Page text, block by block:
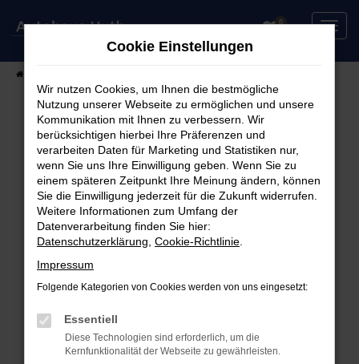
Zum
0
Fehler: Network Error
Beim Laden ist ein Fehler aufgetreten.
Hier sind ein paar Tipps, die dir helfen können:
Überprüfe deine Firewall und deine
Internetverbindung.
Laden andere Webseiten, zum Beispiel deine
Manche Erweiterungen, wie Werbeblocker,
können das Laden bestimmter Seiten
verhindern. Funktioniert die Seite in einem
Cookie Einstellungen
Wir nutzen Cookies, um Ihnen die bestmögliche
Nutzung unserer Webseite zu ermöglichen und unsere
Kommunikation mit Ihnen zu verbessern. Wir
berücksichtigen hierbei Ihre Präferenzen und
verarbeiten Daten für Marketing und Statistiken nur,
wenn Sie uns Ihre Einwilligung geben. Wenn Sie zu
einem späteren Zeitpunkt Ihre Meinung ändern, können
Sie die Einwilligung jederzeit für die Zukunft widerrufen.
Weitere Informationen zum Umfang der
Datenverarbeitung finden Sie hier:
Datenschutzerklärung Cookie-Richtlinie
Impressum
Folgende Kategorien von Cookies werden von uns eingesetzt:
Essentiell
Diese Technologien sind erforderlich, um die
Kernfunktionalität der Webseite zu gewährleisten.